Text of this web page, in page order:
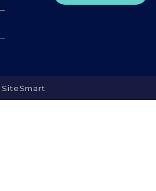
SiteSmart